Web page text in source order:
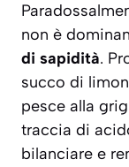
non è
di sapidità.
succo di
pesce alla
traccia di
bilanciare e